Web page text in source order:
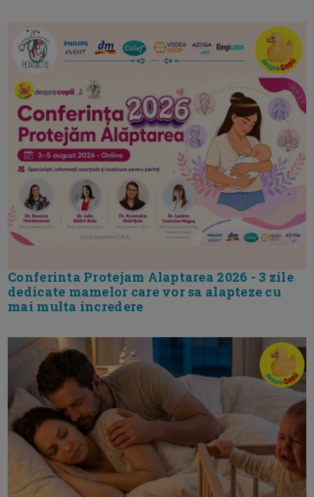
Conferinta Protejam Alaptarea 2026 - 3 zile
dedicate mamelor care vor sa alapteze cu
mai multa incredere